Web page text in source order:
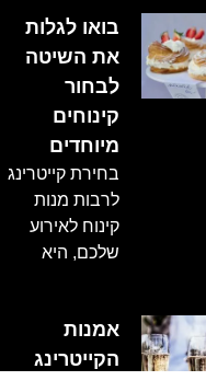
בואו לגלות
את השיטה
לבחור
קינוחים
מיוחדים
בחירת קייטרינג
לרבות מנות
קינוח לאירוע
שלכם, היא
אמנות
הקייטרינג